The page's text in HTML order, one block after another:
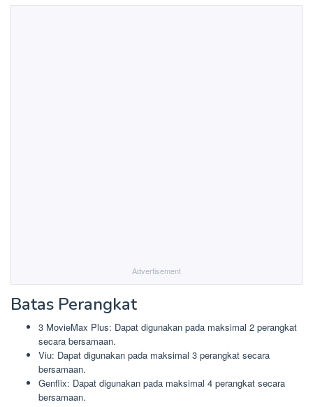
Advertisement
Batas Perangkat
3 MovieMax Plus: Dapat digunakan pada maksimal 2 perangkat
secara bersamaan.
Viu: Dapat digunakan pada maksimal 3 perangkat secara
bersamaan.
Genflix: Dapat digunakan pada maksimal 4 perangkat secara
bersamaan.